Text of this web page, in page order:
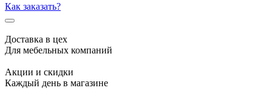
Как заказать?
Доставка в цех
Для мебельных компаний
Акции и скидки
Каждый день в магазине